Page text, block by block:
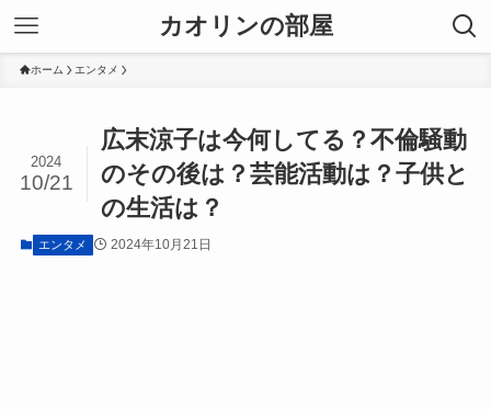
カオリンの部屋
ホーム エンタメ
広末涼子は今何してる？不倫騒動
のその後は？芸能活動は？子供と
の生活は？
2024
10/21
エンタメ 2024年10月21日